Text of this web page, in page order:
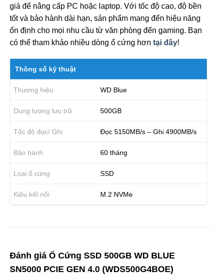
giá để nâng cấp PC hoặc laptop. Với tốc độ cao, độ bền
tốt và bảo hành dài hạn, sản phẩm mang đến hiệu năng
ổn định cho mọi nhu cầu từ văn phòng đến gaming. Bạn
có thể tham khảo nhiều dòng ổ cứng hơn tại đây!
Thông số kỹ thuật
Thương hiệu WD Blue
Dung lượng lưu trữ 500GB
Tốc độ đọc/ Ghi Đọc 5150MB/s – Ghi 4900MB/s
Bảo hành 60 tháng
Loại ổ cứng SSD
Kiểu kết nối M.2 NVMe
Đánh giá Ổ Cứng SSD 500GB WD BLUE
SN5000 PCIE GEN 4.0 (WDS500G4BOE)